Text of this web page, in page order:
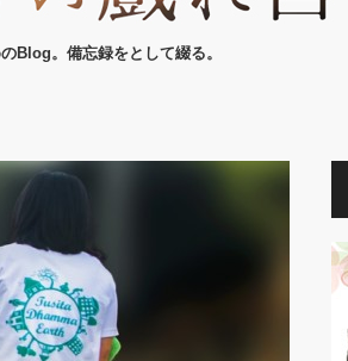
Blog。備忘録をとして綴る。